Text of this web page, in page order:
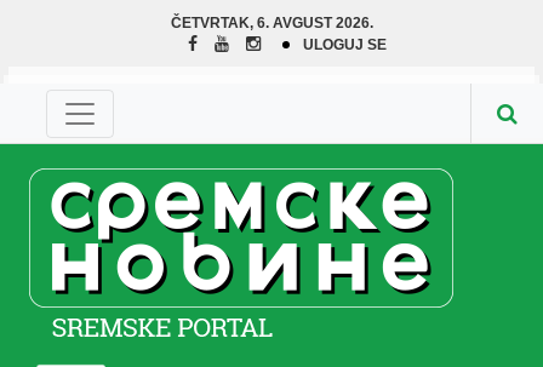
ČETVRTAK, 6. AVGUST 2026.
ULOGUJ SE